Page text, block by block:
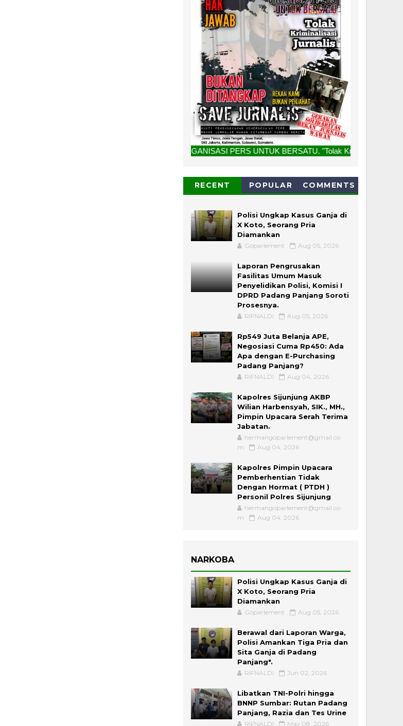
SERUAN LEMBAGA & ORGANISASI PERS UNTUK BERSATU. "Tolak Kriminalisasi Jurnalis,
RECENT POPULAR COMMENTS
Polisi Ungkap Kasus Ganja di
X Koto, Seorang Pria
Diamankan
Goparlement Aug 05, 2026
Laporan Pengrusakan
Fasilitas Umum Masuk
Penyelidikan Polisi, Komisi I
DPRD Padang Panjang Soroti
Prosesnya.
RIFNALDI Aug 05, 2026
Rp549 Juta Belanja APE,
Negosiasi Cuma Rp450: Ada
Apa dengan E-Purchasing
Padang Panjang?
RIFNALDI Aug 04, 2026
Kapolres Sijunjung AKBP
Wilian Harbensyah, SIK., MH.,
Pimpin Upacara Serah Terima
Jabatan.
hermangoparlement@gmail.co
m
Aug 04, 2026
Kapolres Pimpin Upacara
Pemberhentian Tidak
Dengan Hormat ( PTDH )
Personil Polres Sijunjung
hermangoparlement@gmail.co
m
Aug 04, 2026
NARKOBA
Polisi Ungkap Kasus Ganja di
X Koto, Seorang Pria
Diamankan
Goparlement Aug 05, 2026
Berawal dari Laporan Warga,
Polisi Amankan Tiga Pria dan
Sita Ganja di Padang
Panjang".
RIFNALDI Jun 02, 2026
Libatkan TNI-Polri hingga
BNNP Sumbar: Rutan Padang
Panjang, Razia dan Tes Urine
RIFNALDI May 08, 2026